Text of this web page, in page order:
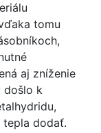
tomu
aj zníženie
došlo k
dodať.